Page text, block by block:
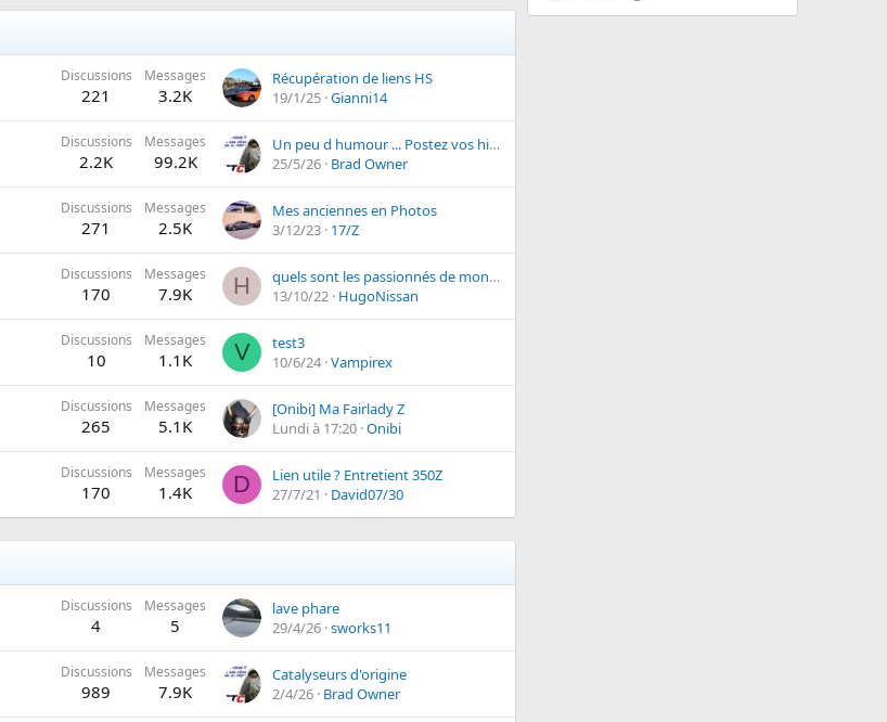
Discussions
221
Messages
3.2K
Récupération de liens HS
19/1/25 Gianni14
Discussions
2.2K
Messages
99.2K
Un peu d humour ... Postez vos histoires, photos, blagues...
25/5/26 Brad Owner
Discussions
271
Messages
2.5K
Mes anciennes en Photos
3/12/23 17/Z
Discussions
170
Messages
7.9K H
quels sont les passionnés de montres ?? (après la Z bien su
13/10/22 HugoNissan
Discussions
10
Messages
1.1K V
test3
10/6/24 Vampirex
Discussions
265
Messages
5.1K
[Onibi] Ma Fairlady Z
Lundi à 17:20 Onibi
Discussions
170
Messages
1.4K D
Lien utile ? Entretient 350Z
27/7/21
David07/30
Discussions
4
Messages
5
lave phare
29/4/26 sworks11
Discussions
989
Messages
7.9K
Catalyseurs d'origine
2/4/26 Brad Owner